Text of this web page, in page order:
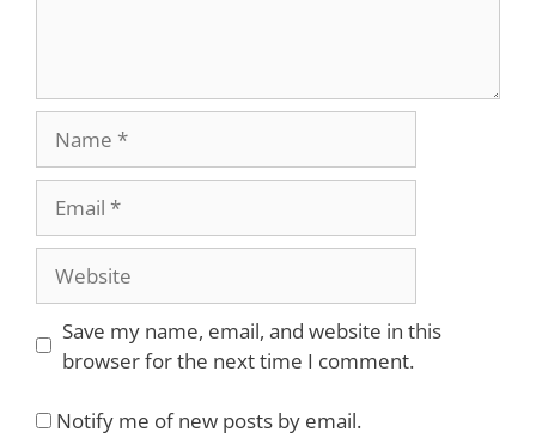
Website
Save my name, email, and website in this
browser for the next time I comment.
Notify me of new posts by email.